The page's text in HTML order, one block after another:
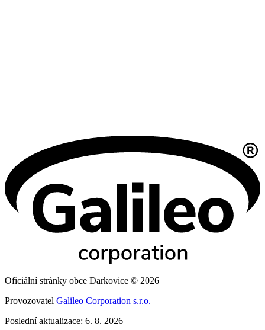
Oficiální stránky obce Darkovice © 2026
Provozovatel Galileo Corporation s.r.o.
Poslední aktualizace: 6. 8. 2026